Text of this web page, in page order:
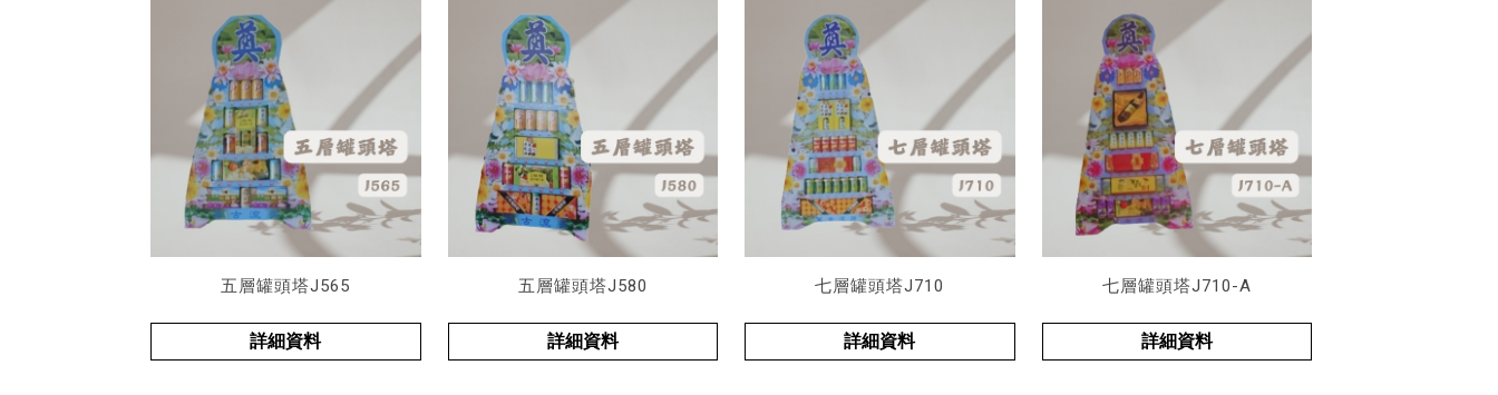
五層罐頭塔J565
詳細資料
五層罐頭塔J580
詳細資料
七層罐頭塔J710
詳細資料
七層罐頭塔J710-A
詳細資料